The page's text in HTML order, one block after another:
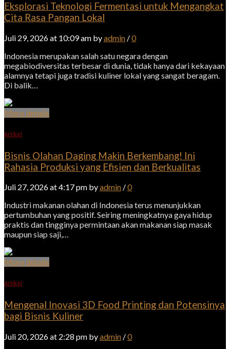
Eksplorasi Teknologi Fermentasi untuk Mengangkat
Cita Rasa Pangan Lokal
Juli 29, 2026 at 10:09 am byadmin /0
Indonesia merupakan salah satu negara dengan
megabiodiversitas terbesar di dunia, tidak hanya dari kekayaan
alamnya tetapi juga tradisi kuliner lokal yang sangat beragam.
Di balik…
More details
Artikel
Bisnis Olahan Daging Makin Berkembang! Ini
Rahasia Produksi yang Efisien dan Berkualitas
Juli 27, 2026 at 4:17 pm byadmin /0
Industri makanan olahan di Indonesia terus menunjukkan
pertumbuhan yang positif. Seiring meningkatnya gaya hidup
praktis dan tingginya permintaan akan makanan siap masak
maupun siap saji,…
More details
Artikel
Mengenal Inovasi 3D Food Printing dan Potensinya
bagi Bisnis Kuliner
Juli 20, 2026 at 2:28 pm byadmin /0